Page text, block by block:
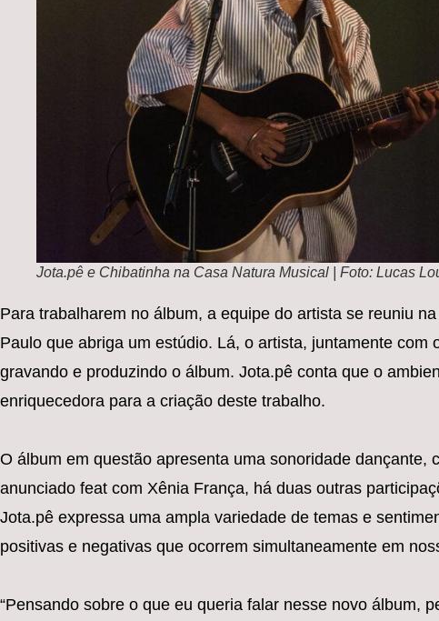
Jota.pê e Chibatinha na Casa Natura Musical | Foto: Lucas
Para trabalharem no álbum, a equipe do artista se reuniu
Paulo que abriga um estúdio. Lá, o artista, juntamente
gravando e produzindo o álbum. Jota.pê conta que o
enriquecedora para a criação deste trabalho.
O álbum em questão apresenta uma sonoridade
anunciado feat com Xênia França, há duas outras
Jota.pê expressa uma ampla variedade de temas e
positivas e negativas que ocorrem simultaneamente em
“Pensando sobre o que eu queria falar nesse novo álbum,